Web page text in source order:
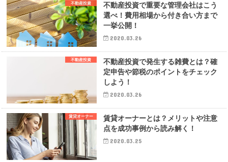
不動産投資
不動産投資で重要な管理会社はこう
選べ！費用相場から付き合い方まで
一挙公開！
2020.03.26
不動産投資
不動産投資で発生する雑費とは？確
定申告や節税のポイントをチェック
しよう！
2020.03.26
賃貸オーナー
賃貸オーナーとは？メリットや注意
点を成功事例から読み解く！
2020.03.25